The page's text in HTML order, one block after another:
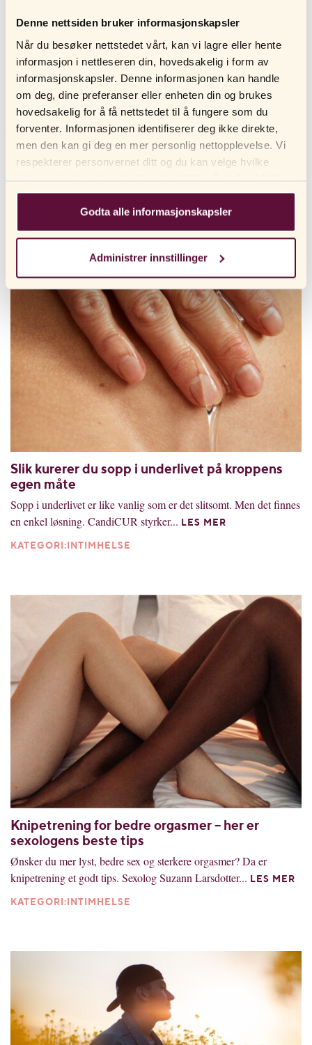
Denne nettsiden bruker informasjonskapsler
Når du besøker nettstedet vårt, kan vi lagre eller hente
informasjon i nettleseren din, hovedsakelig i form av
informasjonskapsler. Denne informasjonen kan handle
om deg, dine preferanser eller enheten din og brukes
hovedsakelig for å få nettstedet til å fungere som du
forventer. Informasjonen identifiserer deg ikke direkte,
men den kan gi deg en mer personlig nettopplevelse. Vi
respekterer personvernet ditt og du kan velge hvilke
kategorioverskriftene for å finne ut mer og endre
standardinnstillingene våre. Vær oppmerksom på at
blokkering av informasjonskapsler kan påvirke
du har besøkt nettsiden vår før og akseptert bruken av
informasjonskapsler, kan du alltid slette dem ved å
navigere til personverninnstillingene i nettleseren din.
Godta alle informasjonskapsler
Administrer innstillinger
Hvorfor skal man trene bekkenbunnen?
Har du vanskeligheter med å holde deg når du må tisse, eller med
å holde tett når du...LES MER
Slik kurerer du sopp i underlivet på kroppens
egen måte
Sopp i underlivet er like vanlig som er det slitsomt. Men det finnes
en enkel løsning. CandiCUR styrker...
LES MER
KATEGORI:INTIMHELSE
Knipetrening for bedre orgasmer – her er
sexologens beste tips
Ønsker du mer lyst, bedre sex og sterkere orgasmer? Da er
knipetrening et godt tips. Sexolog Suzann Larsdotter...
LES MER
KATEGORI:INTIMHELSE